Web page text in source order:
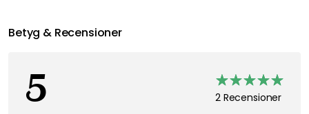
Betyg & Recensioner
5 2 Recensioner